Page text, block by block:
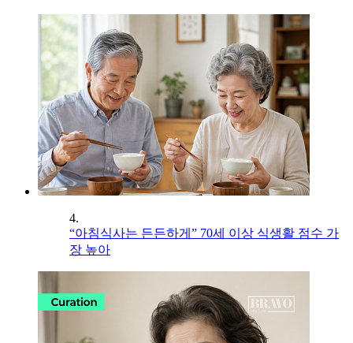
4.
“아침식사는 든든하게” 70세 이상 식생활 점수 가
장 높아